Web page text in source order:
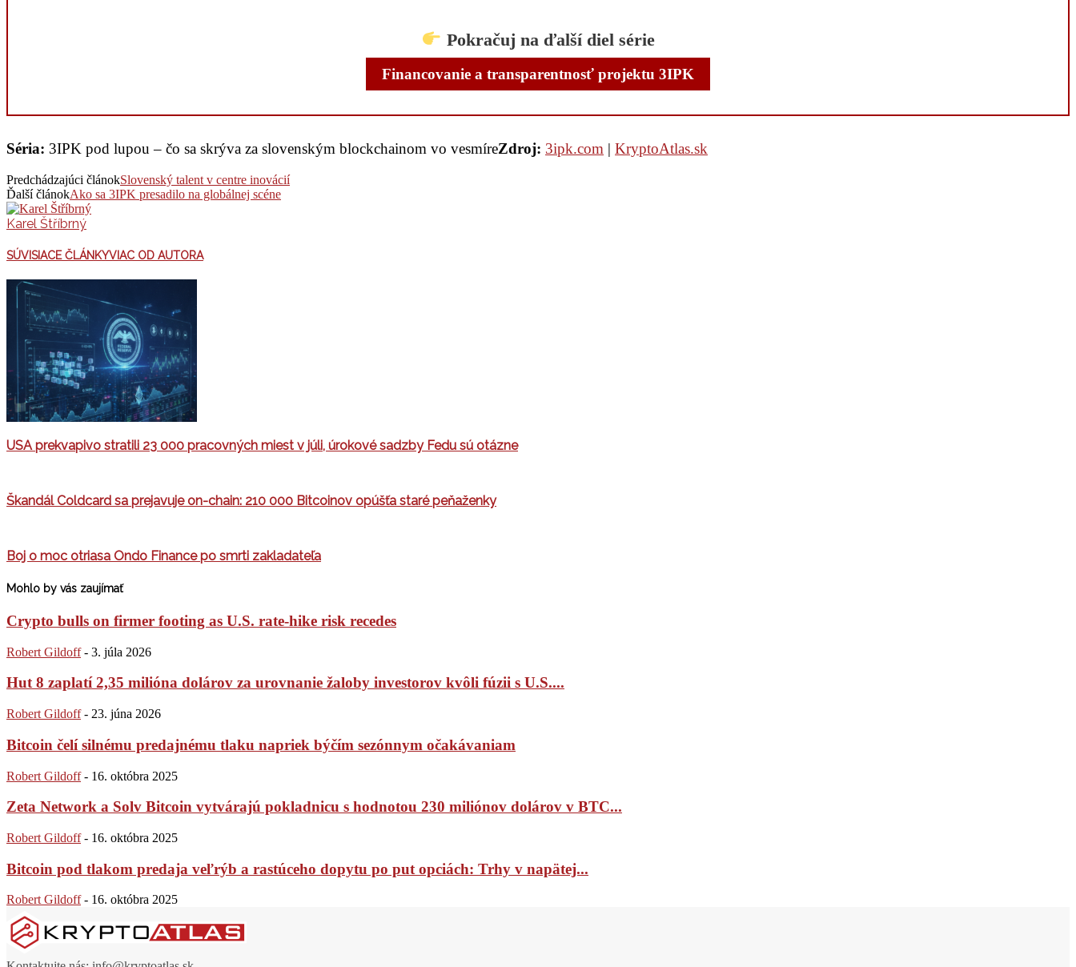
Pokračuj na ďalší diel série
Financovanie a transparentnosť projektu 3IPK
Séria: 3IPK pod lupou – čo sa skrýva za slovenským blockchainom vo vesmíreZdroj: 3ipk.com | KryptoAtlas.sk
Predchádzajúci článokSlovenský talent v centre inovácií
Ďalší článokAko sa 3IPK presadilo na globálnej scéne
Karel Štříbrný
SÚVISIACE ČLÁNKYVIAC OD AUTORA
USA prekvapivo stratili 23 000 pracovných miest v júli, úrokové sadzby Fedu sú otázne
Škandál Coldcard sa prejavuje on-chain: 210 000 Bitcoinov opúšťa staré peňaženky
Boj o moc otriasa Ondo Finance po smrti zakladateľa
Mohlo by vás zaujímať
Crypto bulls on firmer footing as U.S. rate-hike risk recedes
Robert Gildoff - 3. júla 2026
Hut 8 zaplatí 2,35 milióna dolárov za urovnanie žaloby investorov kvôli fúzii s U.S....
Robert Gildoff - 23. júna 2026
Bitcoin čelí silnému predajnému tlaku napriek býčím sezónnym očakávaniam
Robert Gildoff - 16. októbra 2025
Zeta Network a Solv Bitcoin vytvárajú pokladnicu s hodnotou 230 miliónov dolárov v BTC...
Robert Gildoff - 16. októbra 2025
Bitcoin pod tlakom predaja veľrýb a rastúceho dopytu po put opciách: Trhy v napätej...
Robert Gildoff - 16. októbra 2025